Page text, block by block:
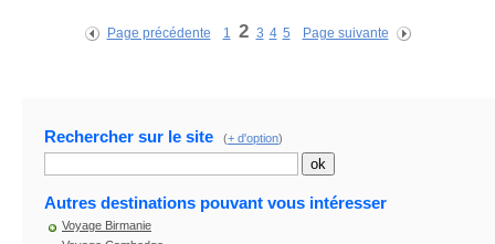
Page précédente 1 2 3 4 5 Page suivante
Rechercher sur le site (+ d'option)
Autres destinations pouvant vous intéresser
Voyage Birmanie